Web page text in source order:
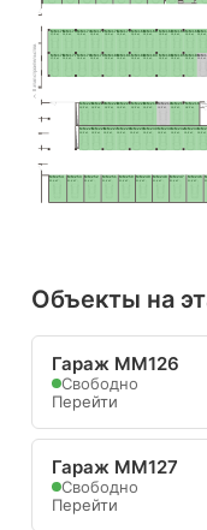
-
15.9 м²
MM165
15.9 м²
MM166
15.9 м²
MM167
15.9 м²
MM168
15.9 м²
MM169
15.9 м²
MM170
15.9 м²
MM171
15.9 м²
MM172
15.9 м²
MM173
15.9 м²
MM174
15.9 м²
MM175
17.0 м²
MM176
17.0 м²
MM177
15.9 м²
MM178
15.9 м²
MM179
15.9 м²
MM180
15.9 м²
MM181
15.9 м²
MM182
15.9 м²
MM183
15.9 м²
MM184
15.9 м²
MM185
15.9 м²
MM186
15.9 м² 15.9 м²
MM216
18.6 м²
MM217
15.9 м²
MM218
15.9 м²
MM219
15.9 м²
MM220
15.9 м²
MM221
15.9 м²
MM222
15.9 м²
MM223
15.9 м²
MM224
15.9 м²
MM225
15.9 м²
MM226
15.9 м²
MM227
15.9 м²
MM228
15.9 м²
MM229
15.9 м²
MM230
15.9 м²
MM231
15.9 м²
MM232
15.9 м²
MM233
15.9 м² 15.9 м²
MM246
21.6 м²
MM247
21.6 м²
MM248
21.6 м²
MM249
21.6 м²
MM250
21.6 м²
MM251
21.6 м²
MM252
MM253
21.6 м²
MM254
23.4 м²
II этап строительства
Объекты на
Гараж ММ126
Свободно
Перейти
Гараж ММ127
Свободно
Перейти